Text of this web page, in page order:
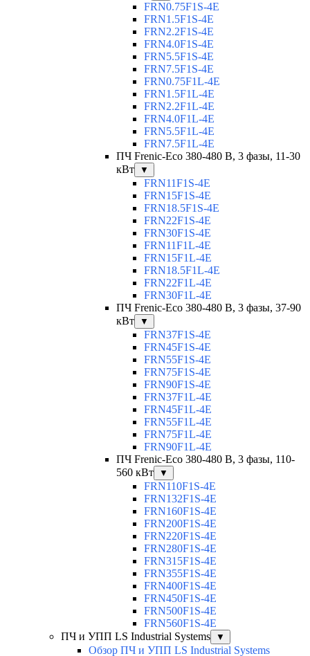
FRN0.75F1S-4E
FRN1.5F1S-4E
FRN2.2F1S-4E
FRN4.0F1S-4E
FRN5.5F1S-4E
FRN7.5F1S-4E
FRN0.75F1L-4E
FRN1.5F1L-4E
FRN2.2F1L-4E
FRN4.0F1L-4E
FRN5.5F1L-4E
FRN7.5F1L-4E
ПЧ Frenic-Eco 380-480 В, 3 фазы, 11-30
кВт
▼
FRN11F1S-4E
FRN15F1S-4E
FRN18.5F1S-4E
FRN22F1S-4E
FRN30F1S-4E
FRN11F1L-4E
FRN15F1L-4E
FRN18.5F1L-4E
FRN22F1L-4E
FRN30F1L-4E
ПЧ Frenic-Eco 380-480 В, 3 фазы, 37-90
кВт
▼
FRN37F1S-4E
FRN45F1S-4E
FRN55F1S-4E
FRN75F1S-4E
FRN90F1S-4E
FRN37F1L-4E
FRN45F1L-4E
FRN55F1L-4E
FRN75F1L-4E
FRN90F1L-4E
ПЧ Frenic-Eco 380-480 В, 3 фазы, 110-
560 кВт
▼
FRN110F1S-4E
FRN132F1S-4E
FRN160F1S-4E
FRN200F1S-4E
FRN220F1S-4E
FRN280F1S-4E
FRN315F1S-4E
FRN355F1S-4E
FRN400F1S-4E
FRN450F1S-4E
FRN500F1S-4E
FRN560F1S-4E
ПЧ и УПП LS Industrial Systems
▼
Обзор ПЧ и УПП LS Industrial Systems